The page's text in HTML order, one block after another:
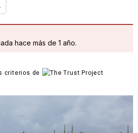
hace más de 1 año.
criterios de